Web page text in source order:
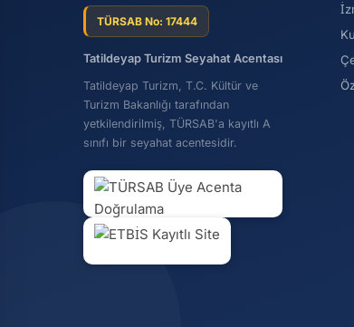
TÜRSAB No: 17444
Tatildeyap Turizm Seyahat Acentası
Tatildeyap Turizm, T.C. Kültür ve
Turizm Bakanlığı tarafından
yetkilendirilmiş, TÜRSAB'a kayıtlı A
sınıfı bir seyahat acentesidir.